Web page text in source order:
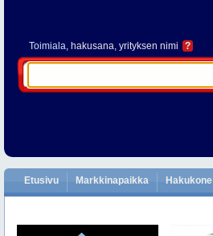
Toimiala, hakusana, yrityksen nimi ?
Etusivu Markkinapaikka Hakukone